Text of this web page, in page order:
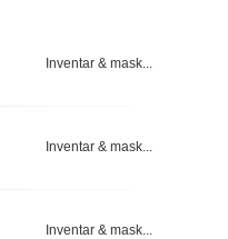
Inventar & mask...
Inventar & mask...
Inventar & mask...